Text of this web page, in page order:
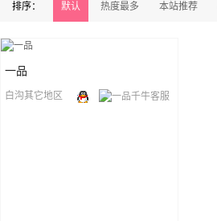
排序： 默认 热度最多 本站推荐
一品
白沟其它地区